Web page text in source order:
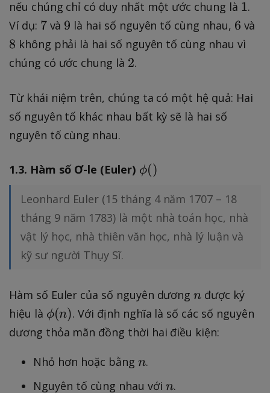
_
n
2
\
ti
...
\
p
_
+
s
p
_
2
ti
m
s
\
m
e
s
p
ti
m
e
p
_
nếu chúng chỉ có duy nhất một ước chung là 1
1.
Ví dụ: 7
7và 9
9 là hai số nguyên tố cùng nhau, 6
6 và
8 không phải là hai số nguyên tố cùng nhau vì
chúng có ước chung là 2
2.
Từ khái niệm trên, chúng ta có một hệ quả: Hai
số nguyên tố khác nhau bất kỳ sẽ là hai số
nguyên tố cùng nhau.
1.3. Hàm số Ơ-le (Euler) \phi()
ϕ()
Leonhard Euler (15 tháng 4 năm 1707 – 18
tháng 9 năm 1783) là một nhà toán học, nhà
vật lý học, nhà thiên văn học, nhà lý luận và
kỹ sư người Thụy Sĩ.
Hàm số Euler của số nguyên dươngn
n được ký
hiệu là \
p
i
ϕ(n). Với định nghĩa là số các số nguyên
dương thỏa mãn đồng thời hai điều kiện:
Nhỏ hơn hoặc bằng n
n.
Nguyên tố cùng nhau với n
n.